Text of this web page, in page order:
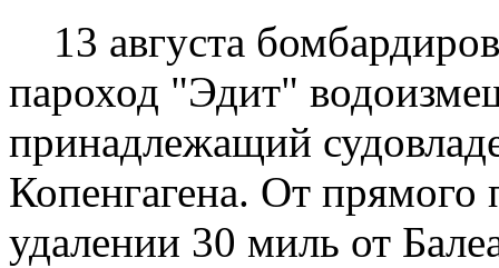
13 августа
пароход "Эдит"
принадлежащий
Копенгагена. От прямого
удалении 30 миль от